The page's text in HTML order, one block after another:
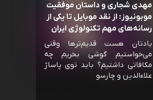
مهدی شجاری و داستان موفقیت
موبونیوز: از نقد موبایل تا یکی از
رسانه‌‌های مهم تکنولوژی ایران
یادتان هست قدیم‌ترها وقتی
می‌خواستیم گوشی بخریم چه
مکافاتی داشتیم؟ باید توی پاساژ
علاءالدین و چارسو